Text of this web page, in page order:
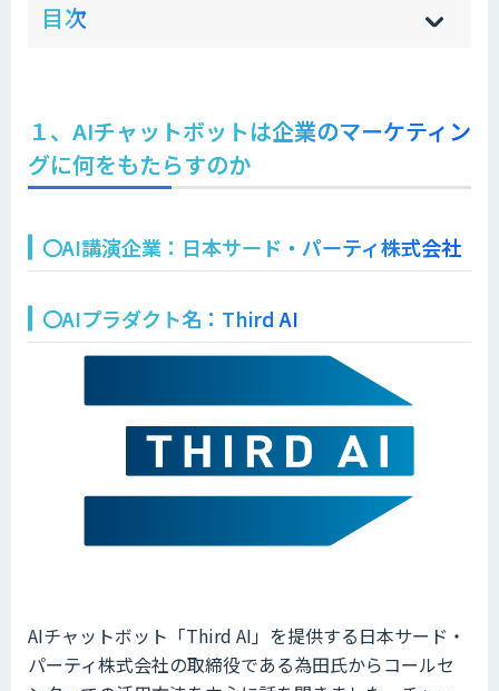
目次 hi
]
sh
]
１、AIチャットボットは企業のマーケティン
グに何をもたらすのか
〇AI講演企業：日本サード・パーティ株式会社
〇AIプラダクト名：Third AI
AIチャットボット「Third AI」を提供する日本サード・
パーティ株式会社の取締役である為田氏からコールセ